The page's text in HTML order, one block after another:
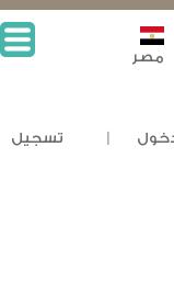
تسجيل
مصر